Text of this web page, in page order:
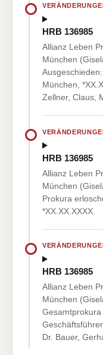
HRB 136985
Allianz Leben
München
München,
Zellner, Claus,
HRB 136985
Allianz Leben
München
Prokura
*XX.XX.XXXX.
HRB 136985
Allianz Leben
München
Dr. Bauer,